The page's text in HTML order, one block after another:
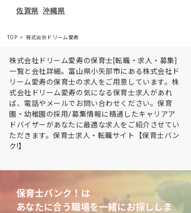
佐賀県 沖縄県
TOP 株式会社ドリーム愛寿
株式会社ドリーム愛寿の保育士[転職・求人・募集]
一覧と会社詳細。富山県小矢部市にある株式会社ド
リーム愛寿の保育士の求人をご用意しています。株
式会社ドリーム愛寿の気になる保育士求人があれ
ば、電話やメールでお問い合わせください。保育
園・幼稚園の採用/募集情報に精通したキャリアア
ドバイザーがあなたに最適な求人をご紹介させてい
ただきます。保育士求人・転職サイト【保育士バン
ク!】
保育士バンク！は
あなたに合う職場を一緒にお探ししま